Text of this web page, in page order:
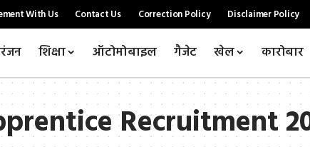
With Us Contact Us Correction Policy Disclaimer Policy
शिक्षा ऑटोमोबाइल गैजेट खेल कारोबार
Recruitment